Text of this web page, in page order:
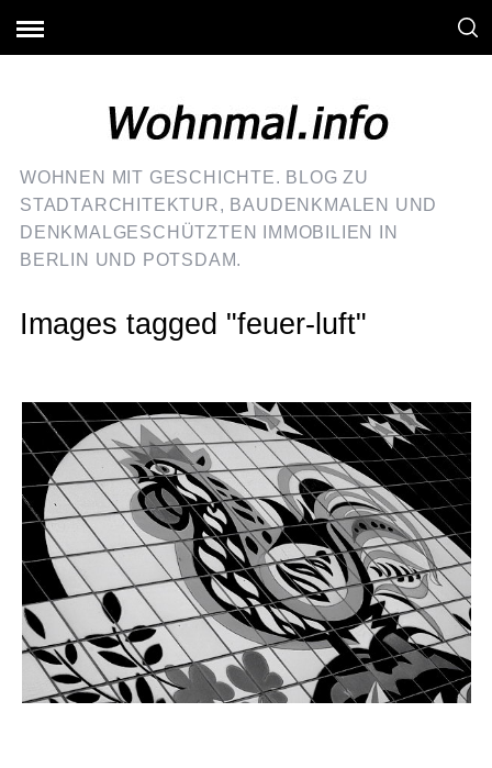
WOHNEN MIT GESCHICHTE. BLOG ZU
STADTARCHITEKTUR, BAUDENKMALEN UND
DENKMALGESCHÜTZTEN IMMOBILIEN IN
BERLIN UND POTSDAM.
Images tagged "feuer-luft"